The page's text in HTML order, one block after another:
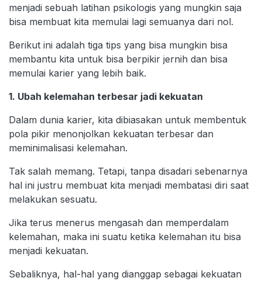
menjadi sebuah latihan psikologis yang mungkin saja
bisa membuat kita memulai lagi semuanya dari nol.
Berikut ini adalah tiga tips yang bisa mungkin bisa
membantu kita untuk bisa berpikir jernih dan bisa
memulai karier yang lebih baik.
1. Ubah kelemahan terbesar jadi kekuatan
Dalam dunia karier, kita dibiasakan untuk membentuk
pola pikir menonjolkan kekuatan terbesar dan
meminimalisasi kelemahan.
Tak salah memang. Tetapi, tanpa disadari sebenarnya
hal ini justru membuat kita menjadi membatasi diri saat
melakukan sesuatu.
Jika terus menerus mengasah dan memperdalam
kelemahan, maka ini suatu ketika kelemahan itu bisa
menjadi kekuatan.
Sebaliknya, hal-hal yang dianggap sebagai kekuatan